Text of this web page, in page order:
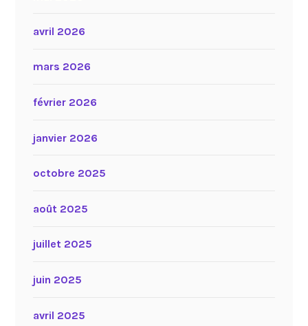
avril 2026
mars 2026
février 2026
janvier 2026
octobre 2025
août 2025
juillet 2025
juin 2025
avril 2025